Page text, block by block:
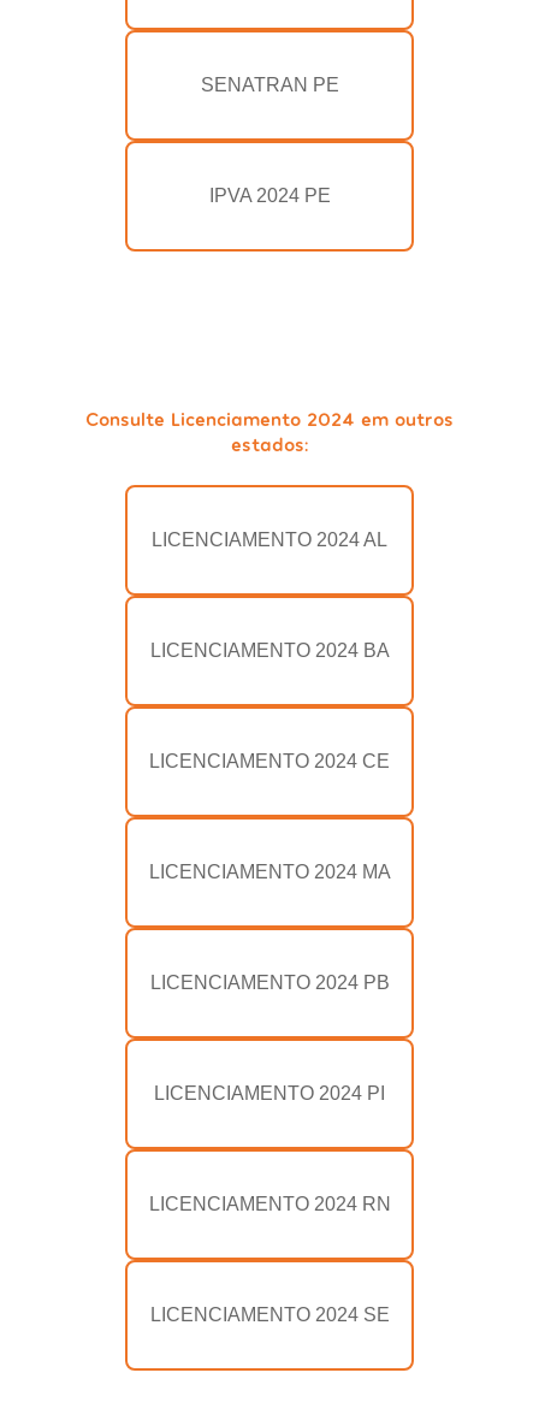
SENATRAN PE
IPVA 2024 PE
Consulte Licenciamento 2024 em outros
estados:
LICENCIAMENTO 2024 AL
LICENCIAMENTO 2024 BA
LICENCIAMENTO 2024 CE
LICENCIAMENTO 2024 MA
LICENCIAMENTO 2024 PB
LICENCIAMENTO 2024 PI
LICENCIAMENTO 2024 RN
LICENCIAMENTO 2024 SE